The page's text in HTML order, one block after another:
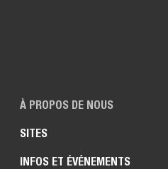
À PROPOS DE NOUS
SITES
INFOS ET ÉVÉNEMENTS